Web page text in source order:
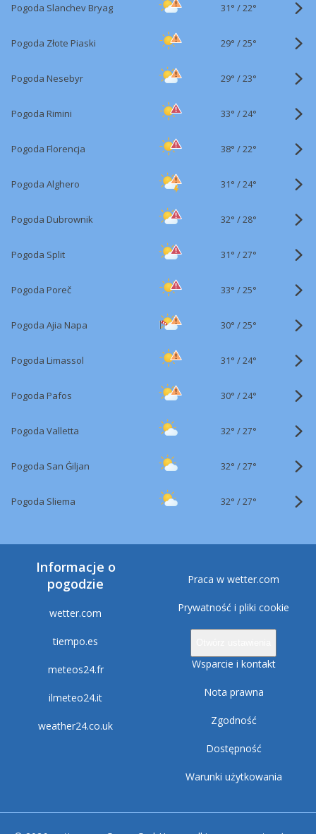
Pogoda Slanchev Bryag 31° /22°
Pogoda Złote Piaski 29° /25°
Pogoda Nesebyr 29° /23°
Pogoda Rimini 33° /24°
Pogoda Florencja 38° /22°
Pogoda Alghero 31° /24°
Pogoda Dubrownik 32° /28°
Pogoda Split 31° /27°
Pogoda Poreč 33° /25°
Pogoda Ajia Napa 30° /25°
Pogoda Limassol 31° /24°
Pogoda Pafos 30° /24°
Pogoda Valletta 32° /27°
Pogoda San Ġiljan 32° /27°
Pogoda Sliema 32° /27°
Informacje o
pogodzie
wetter.com
tiempo.es
meteos24.fr
ilmeteo24.it
weather24.co.uk
Praca w wetter.com
Prywatność i pliki cookie
Wsparcie i kontakt
Nota prawna
Zgodność
Dostępność
Warunki użytkowania